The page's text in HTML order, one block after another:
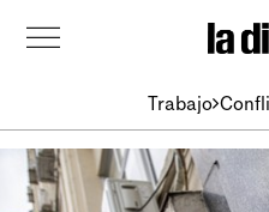
Trabajo